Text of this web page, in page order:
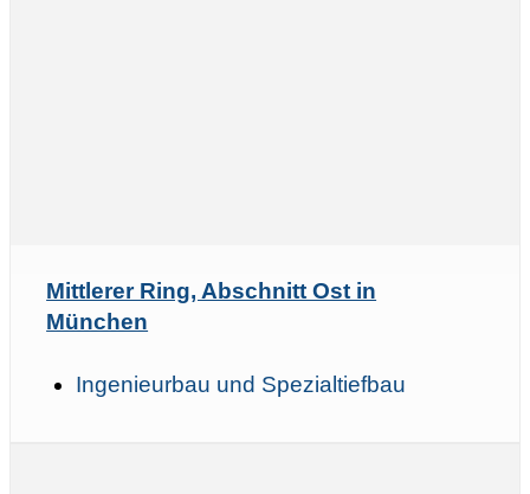
Mittlerer Ring, Abschnitt Ost in
München
Ingenieurbau und Spezialtiefbau